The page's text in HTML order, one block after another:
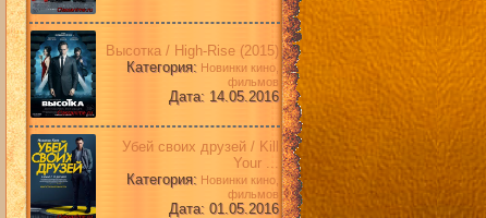
Высотка / High-Rise (2015)
Категория: Новинки кино,
фильмов
Дата: 14.05.2016
Убей своих друзей / Kill
Your ...
Категория: Новинки кино,
фильмов
Дата: 01.05.2016